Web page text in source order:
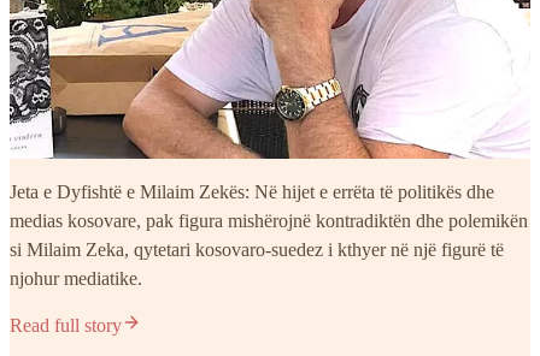
Jeta e Dyfishtë e Milaim Zekës: Në hijet e errëta të politikës dhe
medias kosovare, pak figura mishërojnë kontradiktën dhe polemikën
si Milaim Zeka, qytetari kosovaro-suedez i kthyer në një figurë të
njohur mediatike.
Read full story